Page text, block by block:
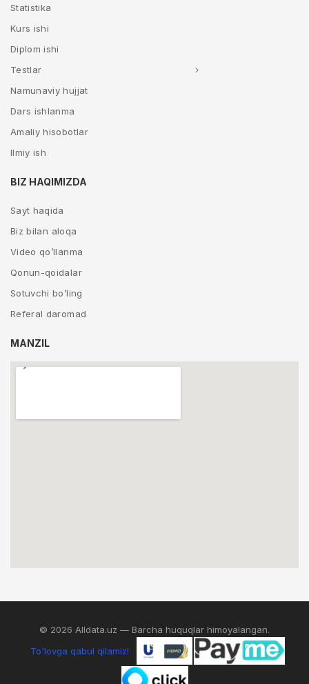
Statistika
Kurs ishi
Diplom ishi
Testlar
Namunaviy hujjat
Dars ishlanma
Amaliy hisobotlar
Ilmiy ish
BIZ HAQIMIZDA
Sayt haqida
Biz bilan aloqa
Video qo’llanma
Qonun-qoidalar
Sotuvchi bo’ling
Referal daromad
MANZIL
© 2026 Alldata.uz — Barcha huquqlar himoyalangan.
To'lovga qabul qilamiz!